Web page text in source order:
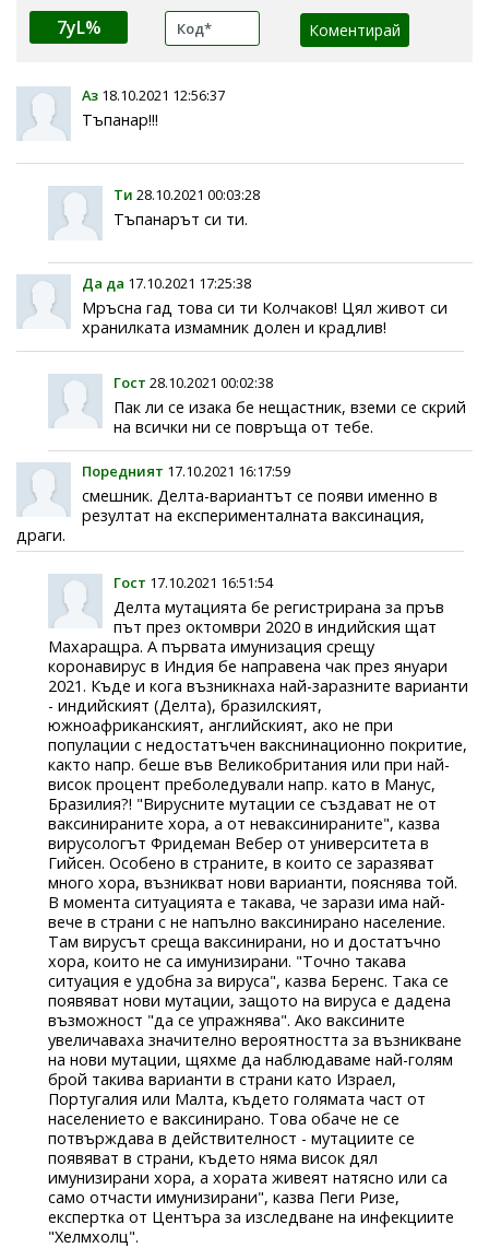
7yL%
Аз 18.10.2021 12:56:37
Тъпанар!!!
Ти 28.10.2021 00:03:28
Тъпанарът си ти.
Да да 17.10.2021 17:25:38
Мръсна гад това си ти Колчаков! Цял живот си
хранилката измамник долен и крадлив!
Гост 28.10.2021 00:02:38
Пак ли се изака бе нещастник, вземи се скрий
на всички ни се повръща от тебе.
Поредният 17.10.2021 16:17:59
смешник. Делта-вариантът се появи именно в
резултат на експерименталната ваксинация,
драги.
Гост 17.10.2021 16:51:54
Делта мутацията бе регистрирана за пръв
път през октомври 2020 в индийския щат
Махаращра. А първата имунизация срещу
коронавирус в Индия бе направена чак през януари
2021. Къде и кога възникнаха най-заразните варианти
- индийският (Делта), бразилският,
южноафриканският, английският, ако не при
популации с недостатъчен вакснинационно покритие,
както напр. беше във Великобритания или при най-
висок процент преболедували напр. като в Манус,
Бразилия?! "Вирусните мутации се създават не от
ваксинираните хора, а от неваксинираните", казва
вирусологът Фридеман Вебер от университета в
Гийсен. Особено в страните, в които се заразяват
много хора, възникват нови варианти, пояснява той.
В момента ситуацията е такава, че зарази има най-
вече в страни с не напълно ваксинирано население.
Там вирусът среща ваксинирани, но и достатъчно
хора, които не са имунизирани. "Точно такава
ситуация е удобна за вируса", казва Беренс. Така се
появяват нови мутации, защото на вируса е дадена
възможност "да се упражнява". Ако ваксините
увеличаваха значително вероятността за възникване
на нови мутации, щяхме да наблюдаваме най-голям
брой такива варианти в страни като Израел,
Португалия или Малта, където голямата част от
населението е ваксинирано. Това обаче не се
потвърждава в действителност - мутациите се
появяват в страни, където няма висок дял
имунизирани хора, а хората живеят натясно или са
само отчасти имунизирани", казва Пеги Ризе,
експертка от Центъра за изследване на инфекциите
"Хелмхолц".